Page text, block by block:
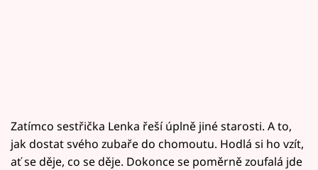
Zatímco sestřička Lenka řeší úplně jiné starosti. A to,
jak dostat svého zubaře do chomoutu. Hodlá si ho vzít,
ať se děje, co se děje. Dokonce se poměrně zoufalá jde